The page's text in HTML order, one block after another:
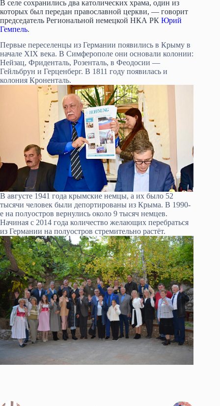
В селе сохранились два католических храма, один из
которых был передан православной церкви, — говорит
председатель Региональной немецкой НКА РК Юрий
Гемпель.
Первые переселенцы из Германии появились в Крыму в
начале XIX века. В Симферополе они основали колонии:
Нейзац, Фриденталь, Розенталь, в Феодосии —
Гейльбрун и Герценберг. В 1811 году появилась и
колония Кроненталь.
В августе 1941 года крымские немцы, а их было 52
тысячи человек были депортированы из Крыма. В 1990-
е на полуостров вернулись около 9 тысяч немцев.
Начиная с 2014 года количество желающих перебраться
из Германии на полуостров стремительно растёт.